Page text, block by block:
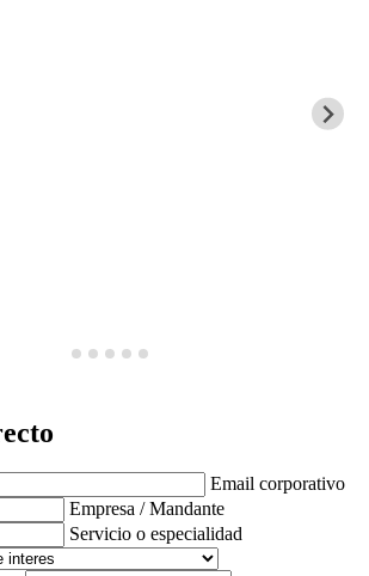
Email corporativo
Empresa / Mandante
Servicio o especialidad